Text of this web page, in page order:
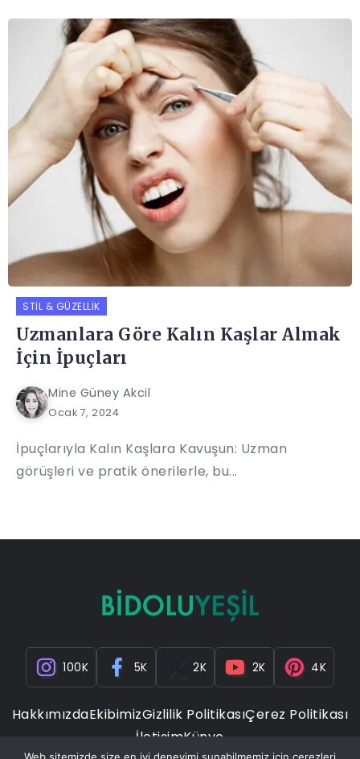
STIL & GÜZELLIK
Uzmanlara Göre Kalın Kaşlar Almak
İçin İpuçları
Mine Güney Akcil
Ocak 7, 2024
İpuçlarıyla Kalın Kaşlara Kavuşun: Uzman
görüşleri ve pratik önerilerle, bu...
100K 5K 2K 2K 4K
HakkımızdaEkibimizGizlilik PolitikasıÇerez Politikası
İletişimKünye